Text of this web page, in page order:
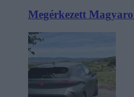
Megérkezett